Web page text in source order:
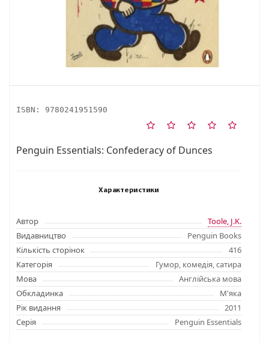
ISBN: 9780241951590
Penguin Essentials: Confederacy of Dunces
Характеристики
Автор
Toole, J.K.
Видавництво
Penguin Books
Кількість сторінок
416
Категорія
Гумор, комедія, сатира
Мова
Англійська мова
Обкладинка
М'яка
Рік видання
2011
Серія
Penguin Essentials